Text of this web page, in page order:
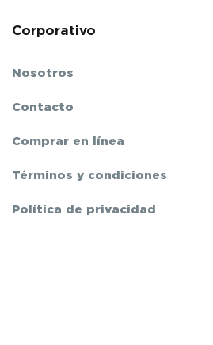
Corporativo
Nosotros
Contacto
Comprar en línea
Términos y condiciones
Política de privacidad